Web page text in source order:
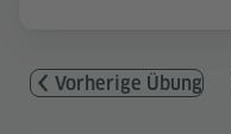
Vorherige Übung